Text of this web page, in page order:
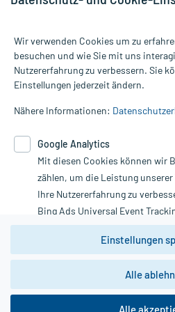
Alle Preise gelten inkl. MwSt., ggf.
Informationen auf dieser Website
die Untersuchung und Behandlung
Therapien eingeleitet werden können.
Google Analytics. Lesen Sie bitte
unserer Datenschutzerklärung. Für
nutzen Sie das Formular:
Vertrag widerrufen
*Hinweise zu unseren Aktionen und
Wir verwenden Cookies um zu
besuchen und wie Sie mit uns
Nutzererfahrung zu verbessern. Sie
Einstellungen jederzeit ändern.
Nähere Informationen:
Google Analytics
Mit diesen Cookies können wir
zählen, um die Leistung
Ihre Nutzererfahrung zu
Bing Ads Universal Event
Youtube-Social Plugin).
Wir weisen darauf hin, dass
zwingend den Europäischen
DSGVO genügen und ein
Einstellungen
Alle
Alle